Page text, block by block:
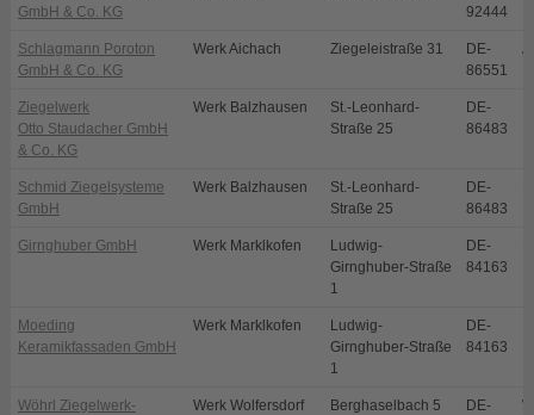
GmbH & Co. KG
92444
Schlagmann Poroton
GmbH & Co. KG
Werk Aichach Ziegeleistraße 31
DE-
86551
Ziegelwerk
Otto Staudacher GmbH
& Co. KG
Werk Balzhausen
St.-Leonhard-
Straße 25
DE-
86483
Schmid Ziegelsysteme
GmbH
Werk Balzhausen
St.-Leonhard-
Straße 25
DE-
86483
Girnghuber GmbH Werk Marklkofen
Ludwig-
Girnghuber-Straße
1
DE-
84163
Moeding
Keramikfassaden GmbH
Werk Marklkofen
Ludwig-
Girnghuber-Straße
1
DE-
84163
Wöhrl Ziegelwerk-
Werk Wolfersdorf Berghaselbach 5
DE-